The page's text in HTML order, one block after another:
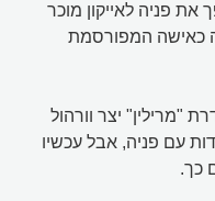
את פניה לאייקון מוכר
כאישה המפורסמת
יצר וורהול
עשה עבודות עם פניה, אבל עכשיו
כך.